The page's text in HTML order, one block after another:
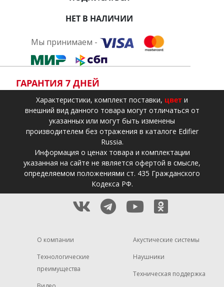
НЕТ В НАЛИЧИИ
Мы принимаем -
ГАРАНТИЯ 7 ДНЕЙ
Xарактеристики, комплект поставки, цвет и
внешний вид данного товара могут отличаться от
указанных или могут быть изменены
производителем без отражения в каталоге Edifier
Russia.
Информация о ценах товара и комплектации
указанная на сайте не является офертой в смысле,
определяемом положениями ст. 435 Гражданского
Кодекса РФ.
О компании
Технологические
преимущества
Акустические системы
Наушники
Техническая поддержка